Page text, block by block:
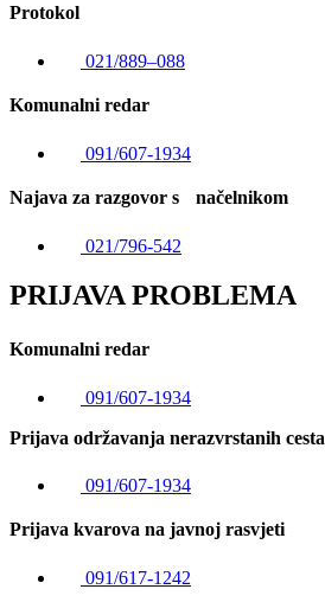
Protokol
021/889–088
Komunalni redar
091/607-1934
Najava za razgovor s načelnikom
021/796-542
PRIJAVA PROBLEMA
Komunalni redar
091/607-1934
Prijava održavanja nerazvrstanih cesta
091/607-1934
Prijava kvarova na javnoj rasvjeti
091/617-1242